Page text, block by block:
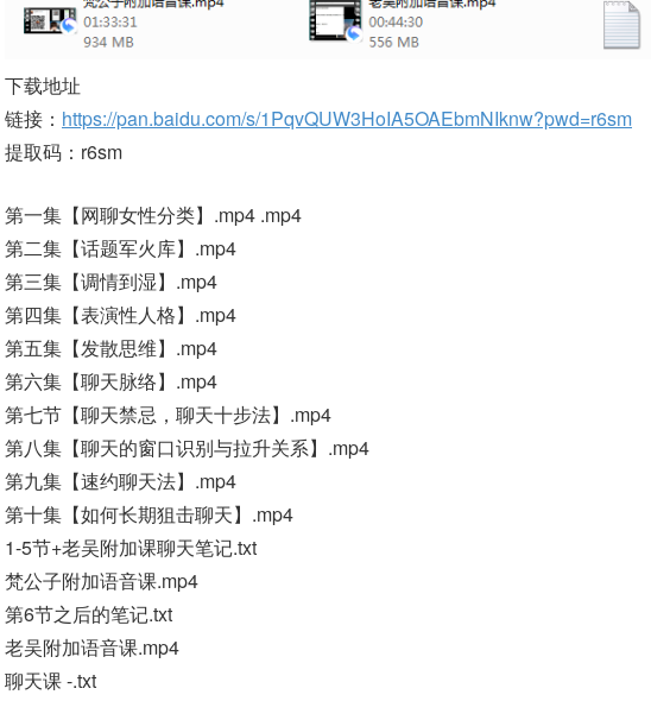
下载地址
链接： https://pan.baidu.com/s/1PqvQUW3HoIA5OAEbmNIknw?pwd=r6sm
提取码：r6sm
第一集【网聊女性分类】.mp4 .mp4
第二集【话题军火库】.mp4
第三集【调情到湿】.mp4
第四集【表演性人格】.mp4
第五集【发散思维】.mp4
第六集【聊天脉络】.mp4
第七节【聊天禁忌，聊天十步法】.mp4
第八集【聊天的窗口识别与拉升关系】.mp4
第九集【速约聊天法】.mp4
第十集【如何长期狙击聊天】.mp4
1-5节+老吴附加课聊天笔记.txt
梵公子附加语音课.mp4
第6节之后的笔记.txt
老吴附加语音课.mp4
聊天课 -.txt